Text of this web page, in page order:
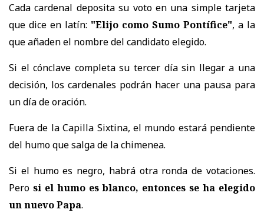
Cada cardenal deposita su voto en una simple tarjeta
que dice en latín: "Elijo como Sumo Pontífice", a la
que añaden el nombre del candidato elegido.
Si el cónclave completa su tercer día sin llegar a una
decisión, los cardenales podrán hacer una pausa para
un día de oración.
Fuera de la Capilla Sixtina, el mundo estará pendiente
del humo que salga de la chimenea.
Si el humo es negro, habrá otra ronda de votaciones.
Pero si el humo es blanco, entonces se ha elegido
un nuevo Papa.